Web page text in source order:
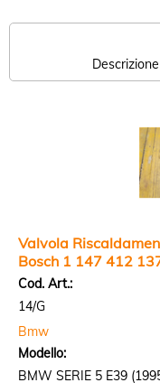
Valvola
Bosch 1 147 412
Cod. Art.:
14/G
Bmw
Modello:
BMW SERIE 5 E39